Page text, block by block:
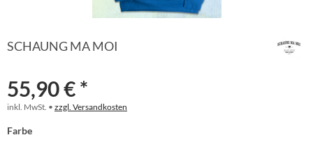
SCHAUNG MA MOI
55,90 € *
inkl. MwSt. • zzgl. Versandkosten
Farbe